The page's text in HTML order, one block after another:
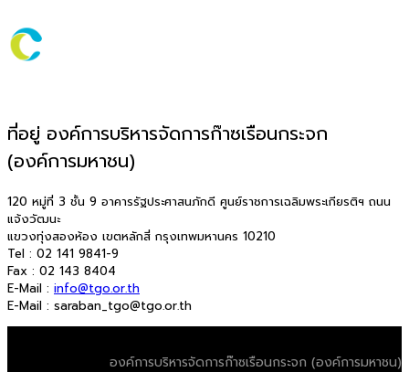
ที่อยู่ องค์การบริหารจัดการก๊าซเรือนกระจก
(องค์การมหาชน)
120 หมู่ที่ 3 ชั้น 9 อาคารรัฐประศาสนภักดี ศูนย์ราชการเฉลิมพระเกียรติฯ ถนน
แจ้งวัฒนะ
แขวงทุ่งสองห้อง เขตหลักสี่ กรุงเทพมหานคร 10210
Tel : 02 141 9841-9
Fax : 02 143 8404
E-Mail : info@tgo.or.th
E-Mail : saraban_tgo@tgo.or.th
องค์การบริหารจัดการก๊าซเรือนกระจก (องค์การมหาชน)